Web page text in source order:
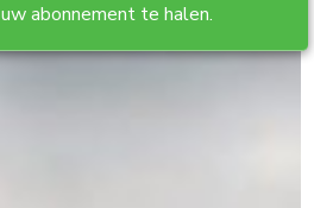
uw abonnement te halen.